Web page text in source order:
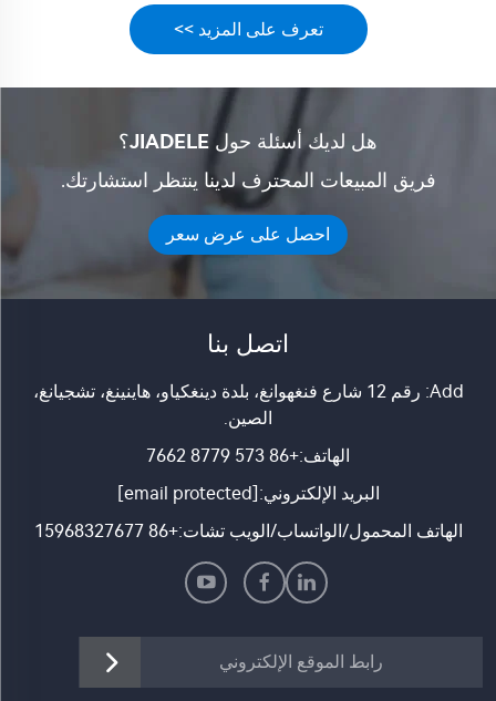
تعرف على المزيد >>
هل لديك أسئلة حول JIADELE؟
فريق المبيعات المحترف لدينا ينتظر استشارتك.
احصل على عرض سعر
اتصل بنا
Add: رقم 12 شارع فنغهوانغ، بلدة دينغكياو، هاينينغ، تشجيانغ،
الصين.
الهاتف:+86 573 8779 7662
البريد الإلكتروني: [email protected]
الهاتف المحمول/الواتساب/الويب تشات:+86 15968327677
رابط الموقع الإلكتروني